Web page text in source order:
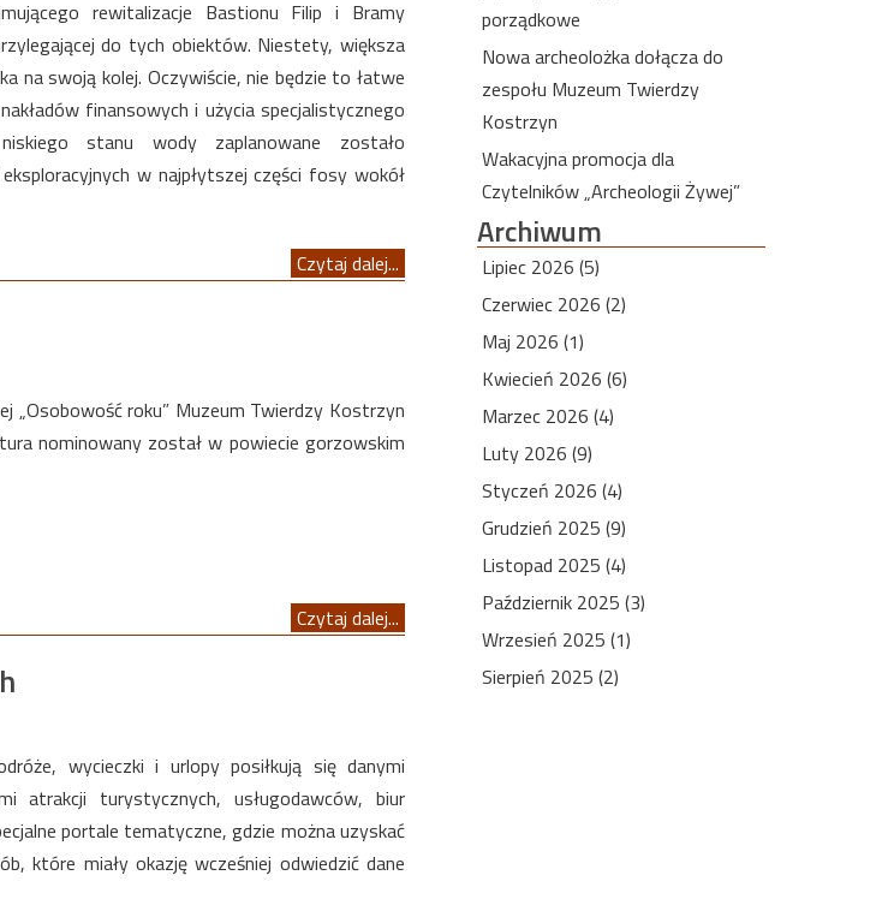
rewitalizacje Bastionu Filip i Bramy
do tych obiektów. Niestety, większa
na swoją kolej. Oczywiście, nie będzie to łatwe
finansowych i użycia specjalistycznego
stanu wody zaplanowane zostało
w najpłytszej części fosy wokół
Czytaj dalej...
„Osobowość roku” Muzeum Twierdzy Kostrzyn
nominowany został w powiecie gorzowskim
Czytaj dalej...
wycieczki i urlopy posiłkują się danymi
atrakcji turystycznych, usługodawców, biur
portale tematyczne, gdzie można uzyskać
które miały okazję wcześniej odwiedzić dane
porządkowe
Nowa archeolożka dołącza do
zespołu Muzeum Twierdzy
Kostrzyn
Wakacyjna promocja dla
Czytelników „Archeologii Żywej”
Archiwum
Lipiec 2026 (5)
Czerwiec 2026 (2)
Maj 2026 (1)
Kwiecień 2026 (6)
Marzec 2026 (4)
Luty 2026 (9)
Styczeń 2026 (4)
Grudzień 2025 (9)
Listopad 2025 (4)
Październik 2025 (3)
Wrzesień 2025 (1)
Sierpień 2025 (2)